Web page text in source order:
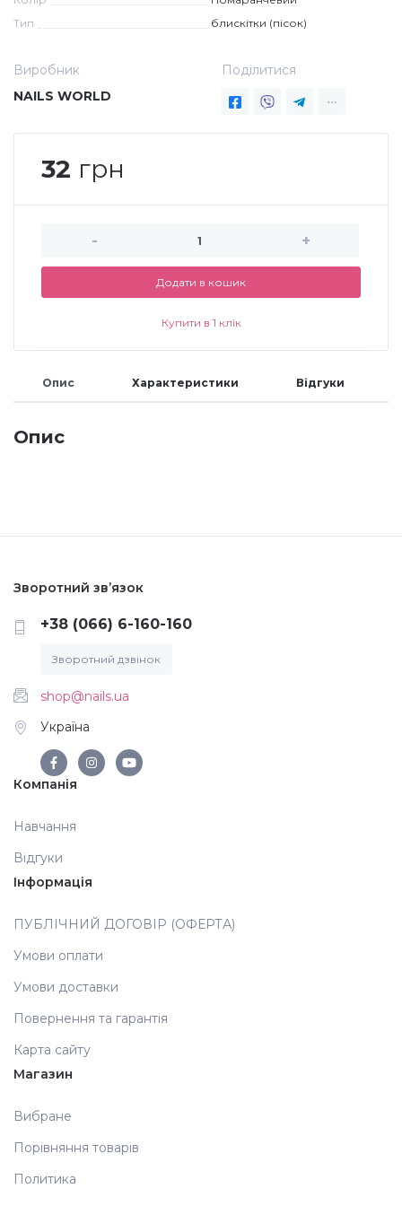
Дезінфекція та стерилізація
Трикутники (каміфубукі)
Втирки
Блискітки (пісок для нігтів)
Блискітки для нігтів
Меланж (цукровий ефект)
Інші прикраси
Фарби для розпису
Фольга для лиття (ефект кракелюра)
Тип
блискітки (пісок)
Виробник
NAILS WORLD
Поділитися
32 грн
- +
Додати в кошик
Купити в 1 клік
Опис Характеристики Відгуки
Опис
Зворотний зв’язок
+38 (066) 6-160-160
Зворотний дзвінок
shop@nails.ua
Україна
Компанія
Навчання
Відгуки
Інформація
ПУБЛІЧНИЙ ДОГОВІР (ОФЕРТА)
Умови оплати
Умови доставки
Повернення та гарантія
Карта сайту
Магазин
Вибране
Порівняння товарів
Политика